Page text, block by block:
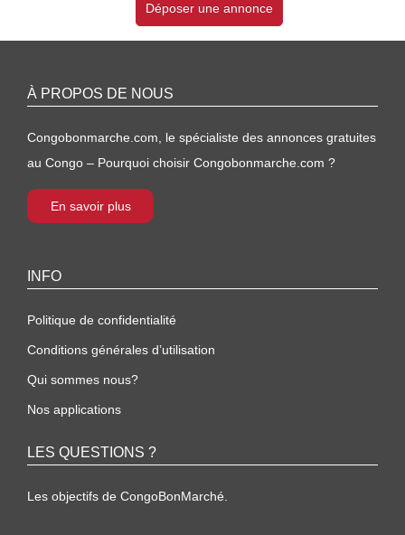
Déposer une annonce
À PROPOS DE NOUS
Congobonmarche.com, le spécialiste des annonces gratuites
au Congo – Pourquoi choisir Congobonmarche.com ?
En savoir plus
INFO
Politique de confidentialité
Conditions générales d’utilisation
Qui sommes nous?
Nos applications
LES QUESTIONS ?
Les objectifs de CongoBonMarché.